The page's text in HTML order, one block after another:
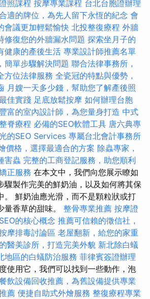
照課程 按摩專業課程 台北台胞證辦理
適的牌位，為先人留下永恆的紀念 會
會議更加輕鬆愉快 北投整復療程 外牆
修復您的外牆漏水問題 探索坐月子的
健康的產後生活 專業設計師推薦名單
簡單步驟解決問題 聯合法律事務所，
方位法律服務 全瓷冠的特點與優勢，
月嫂一天多少錢，幫助您了解產後照
佳實踐 足底放鬆按摩 如何辦理台胞
富的室內設計師，為您量身打造 中式
脊療程 必備的SEO軟體工具 唐六典專
的SEO Services 專屬台北會計事務所
價格，選擇最適合的方案 除蟲專家，
害蟲 完整的工商登記服務，助您順利
正服務 在本文中，我們向您展示瞭如
驟製作完美的鮮奶油，以及如何將其保
。 鮮奶油應光滑，而不是顆粒狀或打
量香草的甜味。 整骨專業推薦 按摩證
的核心概念 推薦可信賴的徵信社，
摩排毒討論區 老屋翻新，給您的家重
醫美診所，打造完美外貌 新北除白蟻
地區的白蟻防治服務 菲律賓簽證辦理
使用它，我們可以找到一些動作，泡
飲設備回收推薦，為舊設備提供專業
薦 便捷自助式外燴服務 整復療程專業